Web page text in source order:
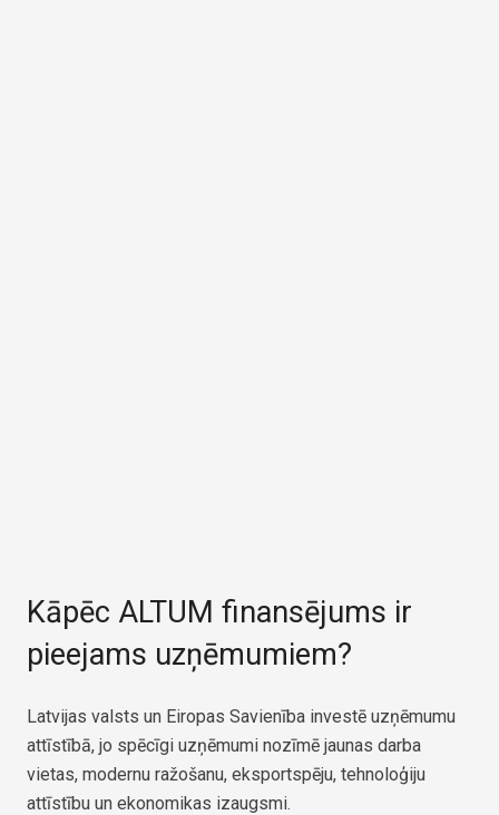
Kāpēc ALTUM finansējums ir
pieejams uzņēmumiem?
Latvijas valsts un Eiropas Savienība investē uzņēmumu
attīstībā, jo spēcīgi uzņēmumi nozīmē jaunas darba
vietas, modernu ražošanu, eksportspēju, tehnoloģiju
attīstību un ekonomikas izaugsmi.